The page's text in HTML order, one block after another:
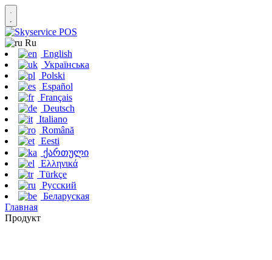
Ru
English
Українська
Polski
Español
Français
Deutsch
Italiano
Română
Eesti
ქართული
Ελληνικά
Türkçe
Русский
Беларуская
Главная
Продукт